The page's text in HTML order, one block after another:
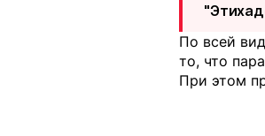
По всей
то, что
При этом